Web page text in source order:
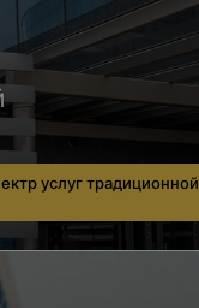
услуг традиционной